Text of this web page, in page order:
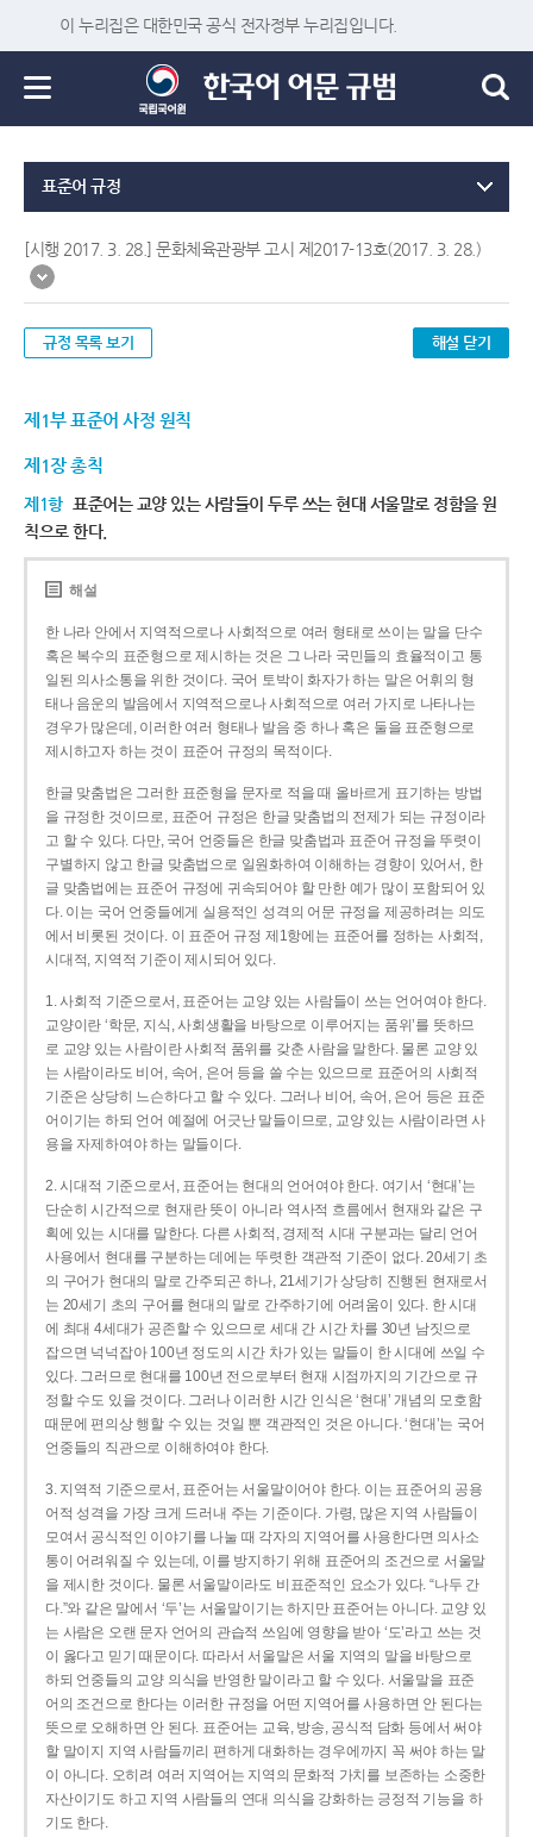
이 누리집은 대한민국 공식 전자정부 누리집입니다.
표준어 규정
[시행 2017. 3. 28.] 문화체육관광부 고시 제2017-13호(2017. 3. 28.)
규정 목록 보기 해설 닫기
제1부 표준어 사정 원칙
제1장 총칙
제1항 표준어는 교양 있는 사람들이 두루 쓰는 현대 서울말로 정함을 원
칙으로 한다.
해설
한 나라 안에서 지역적으로나 사회적으로 여러 형태로 쓰이는 말을 단수
혹은 복수의 표준형으로 제시하는 것은 그 나라 국민들의 효율적이고 통
일된 의사소통을 위한 것이다. 국어 토박이 화자가 하는 말은 어휘의 형
태나 음운의 발음에서 지역적으로나 사회적으로 여러 가지로 나타나는
경우가 많은데, 이러한 여러 형태나 발음 중 하나 혹은 둘을 표준형으로
제시하고자 하는 것이 표준어 규정의 목적이다.
한글 맞춤법은 그러한 표준형을 문자로 적을 때 올바르게 표기하는 방법
을 규정한 것이므로, 표준어 규정은 한글 맞춤법의 전제가 되는 규정이라
고 할 수 있다. 다만, 국어 언중들은 한글 맞춤법과 표준어 규정을 뚜렷이
구별하지 않고 한글 맞춤법으로 일원화하여 이해하는 경향이 있어서, 한
글 맞춤법에는 표준어 규정에 귀속되어야 할 만한 예가 많이 포함되어 있
다. 이는 국어 언중들에게 실용적인 성격의 어문 규정을 제공하려는 의도
에서 비롯된 것이다. 이 표준어 규정 제1항에는 표준어를 정하는 사회적,
시대적, 지역적 기준이 제시되어 있다.
1. 사회적 기준으로서, 표준어는 교양 있는 사람들이 쓰는 언어여야 한다.
교양이란 ‘학문, 지식, 사회생활을 바탕으로 이루어지는 품위’를 뜻하므
로 교양 있는 사람이란 사회적 품위를 갖춘 사람을 말한다. 물론 교양 있
는 사람이라도 비어, 속어, 은어 등을 쓸 수는 있으므로 표준어의 사회적
기준은 상당히 느슨하다고 할 수 있다. 그러나 비어, 속어, 은어 등은 표준
어이기는 하되 언어 예절에 어긋난 말들이므로, 교양 있는 사람이라면 사
용을 자제하여야 하는 말들이다.
2. 시대적 기준으로서, 표준어는 현대의 언어여야 한다. 여기서 ‘현대’는
단순히 시간적으로 현재란 뜻이 아니라 역사적 흐름에서 현재와 같은 구
획에 있는 시대를 말한다. 다른 사회적, 경제적 시대 구분과는 달리 언어
사용에서 현대를 구분하는 데에는 뚜렷한 객관적 기준이 없다. 20세기 초
의 구어가 현대의 말로 간주되곤 하나, 21세기가 상당히 진행된 현재로서
는 20세기 초의 구어를 현대의 말로 간주하기에 어려움이 있다. 한 시대
에 최대 4세대가 공존할 수 있으므로 세대 간 시간 차를 30년 남짓으로
잡으면 넉넉잡아 100년 정도의 시간 차가 있는 말들이 한 시대에 쓰일 수
있다. 그러므로 현대를 100년 전으로부터 현재 시점까지의 기간으로 규
정할 수도 있을 것이다. 그러나 이러한 시간 인식은 ‘현대’ 개념의 모호함
때문에 편의상 행할 수 있는 것일 뿐 객관적인 것은 아니다. ‘현대’는 국어
언중들의 직관으로 이해하여야 한다.
3. 지역적 기준으로서, 표준어는 서울말이어야 한다. 이는 표준어의 공용
어적 성격을 가장 크게 드러내 주는 기준이다. 가령, 많은 지역 사람들이
모여서 공식적인 이야기를 나눌 때 각자의 지역어를 사용한다면 의사소
통이 어려워질 수 있는데, 이를 방지하기 위해 표준어의 조건으로 서울말
을 제시한 것이다. 물론 서울말이라도 비표준적인 요소가 있다. “나두 간
다.”와 같은 말에서 ‘두’는 서울말이기는 하지만 표준어는 아니다. 교양 있
는 사람은 오랜 문자 언어의 관습적 쓰임에 영향을 받아 ‘도’라고 쓰는 것
이 옳다고 믿기 때문이다. 따라서 서울말은 서울 지역의 말을 바탕으로
하되 언중들의 교양 의식을 반영한 말이라고 할 수 있다. 서울말을 표준
어의 조건으로 한다는 이러한 규정을 어떤 지역어를 사용하면 안 된다는
뜻으로 오해하면 안 된다. 표준어는 교육, 방송, 공식적 담화 등에서 써야
할 말이지 지역 사람들끼리 편하게 대화하는 경우에까지 꼭 써야 하는 말
이 아니다. 오히려 여러 지역어는 지역의 문화적 가치를 보존하는 소중한
자산이기도 하고 지역 사람들의 연대 의식을 강화하는 긍정적 기능을 하
기도 한다.